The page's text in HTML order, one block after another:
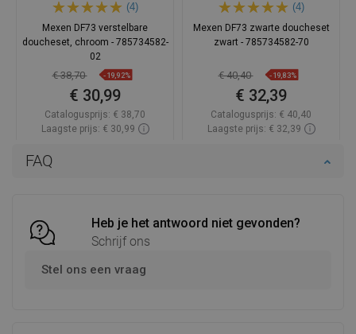
FAQ
Heb je het antwoord niet gevonden?
Schrijf ons
Stel ons een vraag
(4)
Mexen DF73 verstelbare
doucheset, chroom - 785734582-
02
€ 38,70 -19,92%
€ 30,99
Catalogusprijs: € 38,70
Laagste prijs: € 30,99
(4)
Mexen DF73 zwarte doucheset
zwart - 785734582-70
€ 40,40 -19,83%
€ 32,39
Catalogusprijs: € 40,40
Laagste prijs: € 32,39